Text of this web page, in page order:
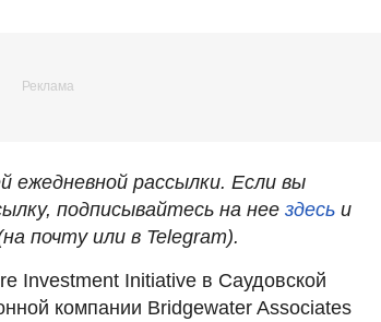
рассылки. Если вы
подписывайтесь на нее здесь и
почту или в Telegram).
Investment Initiative в Саудовской
компании Bridgewater Associates